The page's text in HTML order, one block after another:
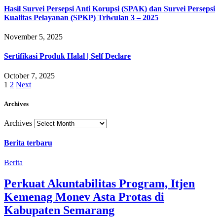
Hasil Survei Persepsi Anti Korupsi (SPAK) dan Survei Persepsi
Kualitas Pelayanan (SPKP) Triwulan 3 – 2025
November 5, 2025
Sertifikasi Produk Halal | Self Declare
October 7, 2025
1 2 Next
Archives
Archives
Berita terbaru
Berita
Perkuat Akuntabilitas Program, Itjen
Kemenag Monev Asta Protas di
Kabupaten Semarang